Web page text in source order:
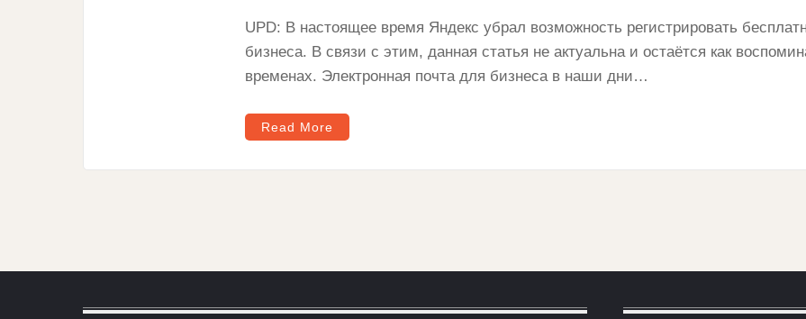
UPD: В настоящее время Яндекс убрал возможность регистрировать
бизнеса. В связи с этим, данная статья не актуальна и остаётся как
временах. Электронная почта для бизнеса в наши дни…
Read More